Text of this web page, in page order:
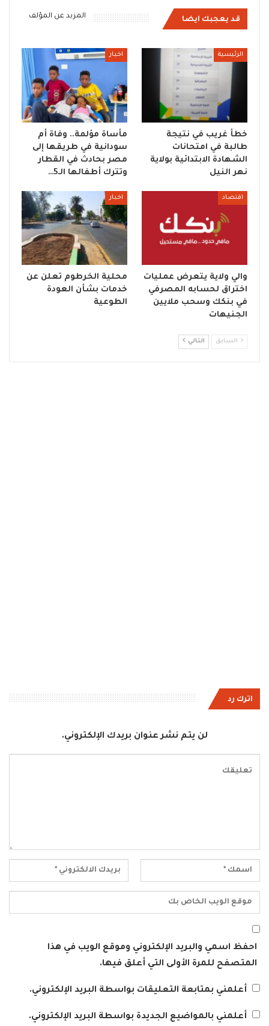
قد يعجبك ايضا المزيد عن المؤلف
الرئيسية
خطأ غريب في نتيجة
طالبة في امتحانات
الشهادة الابتدائية بولاية
نهر النيل
اخبار
مأساة مؤلمة.. وفاة أم
سودانية في طريقها إلى
مصر بحادث في القطار
وتترك أطفالها الـ5…
اقتصاد
والي ولاية يتعرض عمليات
اختراق لحسابه المصرفي
في بنكك وسحب ملايين
الجنيهات
اخبار
محلية الخرطوم تعلن عن
خدمات بشأن العودة
الطوعية
السابق التالي
اترك رد
لن يتم نشر عنوان بريدك الإلكتروني.
احفظ اسمي والبريد الإلكتروني وموقع الويب في هذا
المتصفح للمرة الأولى التي أعلق فيها.
أعلمني بمتابعة التعليقات بواسطة البريد الإلكتروني.
أعلمني بالمواضيع الجديدة بواسطة البريد الإلكتروني.